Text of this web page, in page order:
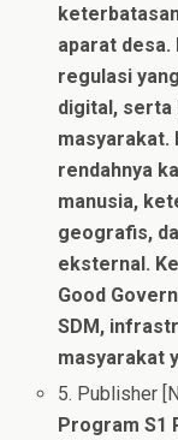
aparat
regulasi
digital, serta
masyarakat.
rendahnya
manusia,
geografis,
eksternal.
Good
SDM,
masyarakat
5. Publisher
Program S1